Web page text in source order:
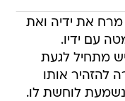
את ידיה ואת
עם ידיו.
מתחיל לגעת
להזהיר אותו
לוחשת לו.